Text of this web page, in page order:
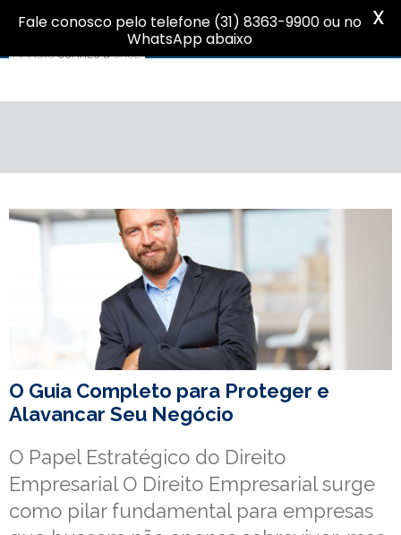
O Guia Completo para Proteger e
Alavancar Seu Negócio
O Papel Estratégico do Direito
Empresarial O Direito Empresarial surge
como pilar fundamental para empresas
Fale conosco pelo telefone (31) 8363-9900 ou no
WhatsApp abaixo
X